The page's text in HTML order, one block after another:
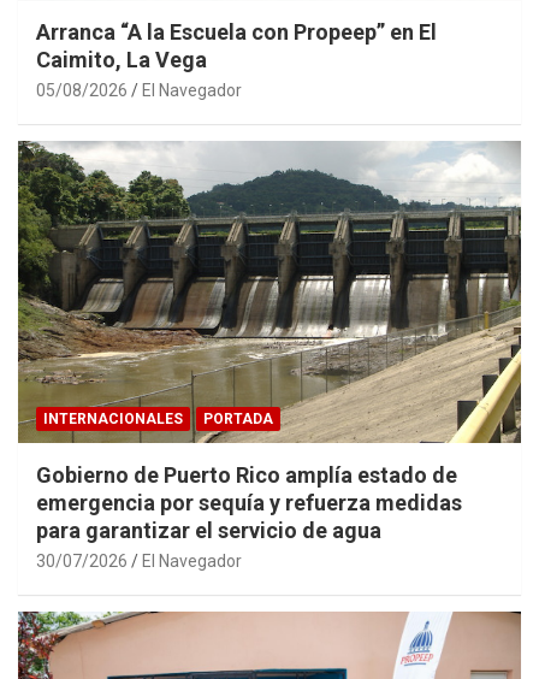
Arranca “A la Escuela con Propeep” en El
Caimito, La Vega
05/08/2026 El Navegador
INTERNACIONALES PORTADA
Gobierno de Puerto Rico amplía estado de
emergencia por sequía y refuerza medidas
para garantizar el servicio de agua
30/07/2026 El Navegador